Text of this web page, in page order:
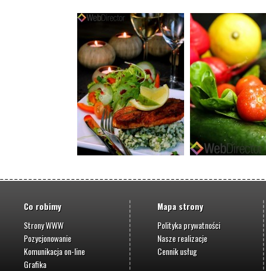
Co robimy
Strony WWW
Pozycjonowanie
Komunikacja on-line
Grafika
Mapa strony
Polityka prywatności
Nasze realizacje
Cennik usług